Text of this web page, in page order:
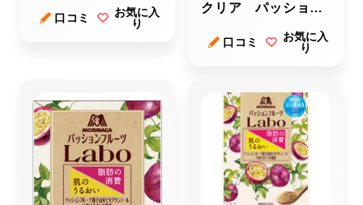
口コミ
お気に入
り
クリア パッション
口コミ
お気に入
り